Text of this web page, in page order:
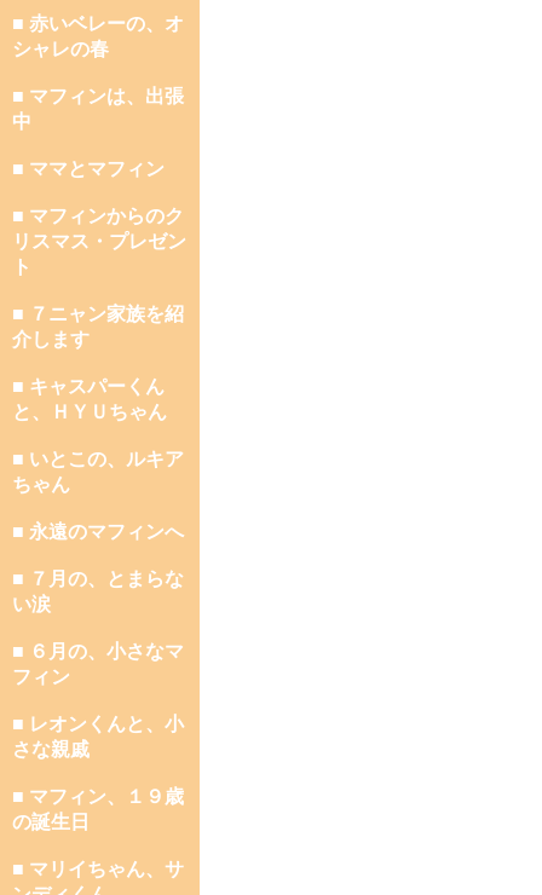
■ 赤いベレーの、オ
シャレの春
■ マフィンは、出張
中
■ ママとマフィン
■ マフィンからのク
リスマス・プレゼン
ト
■ ７ニャン家族を紹
介します
■ キャスパーくん
と、ＨＹＵちゃん
■ いとこの、ルキア
ちゃん
■ 永遠のマフィンへ
■ ７月の、とまらな
い涙
■ ６月の、小さなマ
フィン
■ レオンくんと、小
さな親戚
■ マフィン、１９歳
の誕生日
■ マリイちゃん、サ